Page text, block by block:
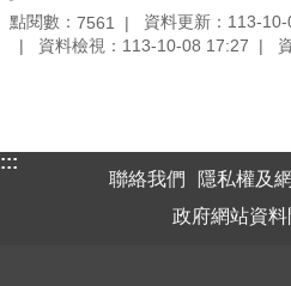
點閱數： 7561
資料更新：113-
資料檢視：113-10-08 17:27
:::
聯絡我們
隱私權及
政府網站資